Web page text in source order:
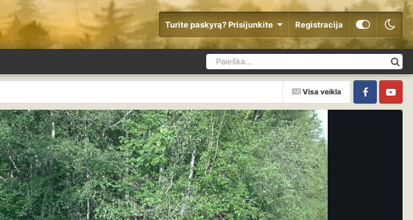
Turite paskyrą? Prisijunkite Registracija
Visa veikla
FacebookYouTube